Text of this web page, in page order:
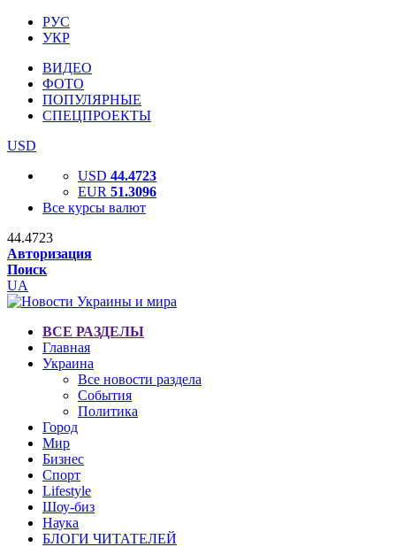
РУС
УКР
ВИДЕО
ФОТО
ПОПУЛЯРНЫЕ
СПЕЦПРОЕКТЫ
USD
USD 44.4723
EUR 51.3096
Все курсы валют
44.4723
Авторизация
Поиск
UA
ВСЕ РАЗДЕЛЫ
Главная
Украина
Все новости раздела
События
Политика
Город
Мир
Бизнес
Спорт
Lifestyle
Шоу-биз
Наука
БЛОГИ ЧИТАТЕЛЕЙ